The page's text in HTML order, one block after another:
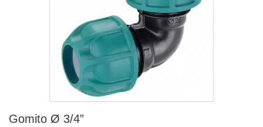
Gomito Ø 3/4”